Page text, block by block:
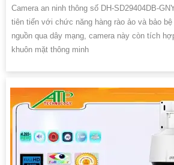
Camera an ninh thông số DH-SD29404DB-
tiên tiến với chức năng hàng rào ảo và bảo
nguồn qua dây mạng, camera này còn tích
khuôn mặt thông minh